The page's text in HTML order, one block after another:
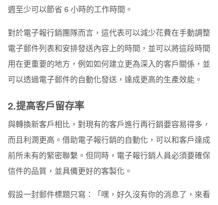
週至少可以節省 6小時的工作時間。
對於電子報行銷團隊而言，這代表可以減少花費在手動調整
電子郵件列表和安排發送內容上的時間，並可以將這段時間
用在更重要的地方，例如如何建立更為深入的客戶關係，並
可以透過電子郵件的自動化發送，達成更高的生產效能。
2.提高客戶留存率
與轉換新客戶相比，對現有的客戶進行再行銷要容易得多，
而且利潤更高。借助電子報行銷的自動化，可以和客戶達成
前所未有的緊密聯繫。但同時，電子報行銷人員必須要確保
信件的品質，並具備更好的客製化。
假設一封郵件標題只寫：「嘿，好久沒有你的消息了，來看